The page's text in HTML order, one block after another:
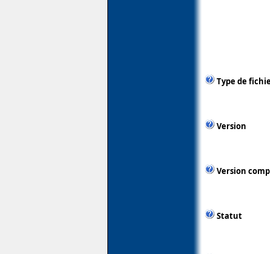
Type de
Version
Version
Statut